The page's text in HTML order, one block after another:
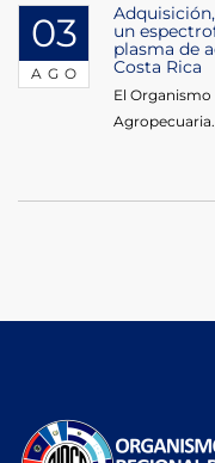
03
AGO
un
plasma de
Costa Rica
El